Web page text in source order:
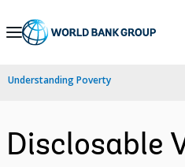
Skip
Navigation
Understanding Poverty
Disclosable